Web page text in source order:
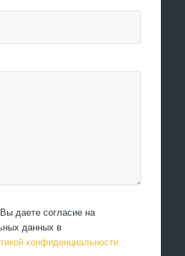
даете согласие на
данных в
конфиденциальности